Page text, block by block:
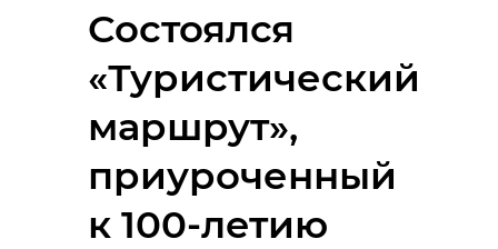
Состоялся
«Туристический
маршрут»,
приуроченный
к 100-летию